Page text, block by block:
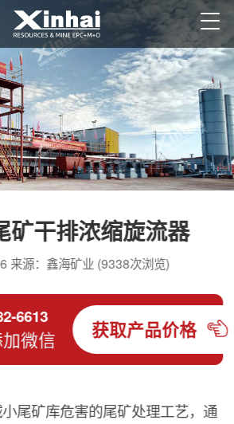
矿干排浓缩旋流器
来源：鑫海矿业 (9338次浏览)
6613
微信 获取产品价格
尾矿库危害的尾矿处理工艺，通